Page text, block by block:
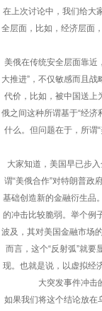
在上次讨论中，我们给大
全层面，比如，经济层面
美俄在传统安全层面靠近
大推进”，不仅敏感而且
代价，比如，被中国送上
俄之间这种所谓基于“经济
什么。但问题在于，所谓
大家知道，美国早已步
谓“美俄合作”对特朗普
基础创造新的金融衍生品
的冲击比较脆弱。举个例
波及，其对美国金融市场
而言，这个“反射弧”就
现。也就是说，以虚拟经
大突发事件冲击
如果我们将这个结论放在